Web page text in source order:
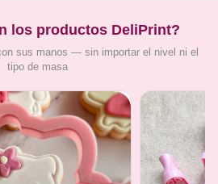
los productos DeliPrint?
sus manos — sin importar el nivel ni el
tipo de masa